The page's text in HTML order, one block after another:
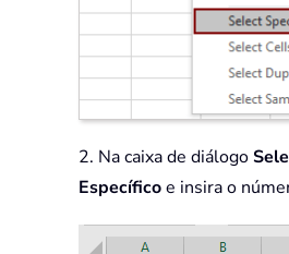
2. Na caixa de diálogo
Específicoe insira o